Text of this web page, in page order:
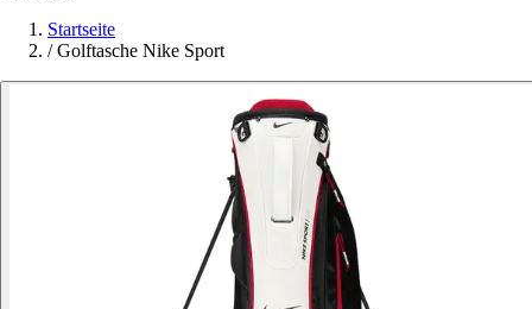
Startseite
/ Golftasche Nike Sport